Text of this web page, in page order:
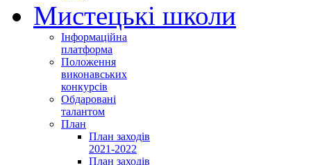
Мистецькі школи
Інформаційна
платформа
Положення
виконавських
конкурсів
Обдаровані
талантом
План
План заходів
2021-2022
План заходів